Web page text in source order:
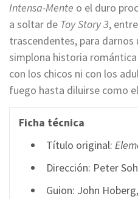
Intensa-Mente o el duro
a soltar de Toy Story 3,
trascendentes, para darnos
simplona historia
con los chicos ni con los
fuego hasta diluirse como
Ficha técnica
Título original:
Dirección: Peter
Guion: John